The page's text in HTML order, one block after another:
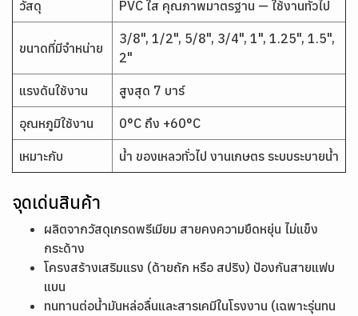
วัสดุ PVC ใส คุณภาพมาตรฐาน — ใช้งานทั่วไป
ขนาดที่มีจำหน่าย
3/8", 1/2", 5/8", 3/4", 1", 1.25", 1.5",
2"
แรงดันใช้งาน สูงสุด 7 บาร์
อุณหภูมิใช้งาน 0°C ถึง +60°C
เหมาะกับ น้ำ ของเหลวทั่วไป งานเกษตร ระบบระบายน้ำ
จุดเด่นสินค้า
ผลิตจากวัสดุเกรดพรีเมียม สายคงความยืดหยุ่น ไม่แข็ง
กระด้าง
โครงสร้างเสริมแรง (ด้ายถัก หรือ สปริง) ป้องกันสายแฟบ
แบน
ทนทานต่อน้ำมันหล่อลื่นและสารเคมีในโรงงาน (เฉพาะรุ่นทน